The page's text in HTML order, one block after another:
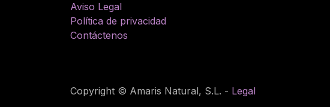
Aviso Legal
Política de privacidad
Contáctenos
Copyright © Amaris Natural, S.L. - Legal